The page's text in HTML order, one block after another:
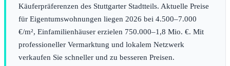
Käuferpräferenzen des Stuttgarter Stadtteils. Aktuelle Preise
für Eigentumswohnungen liegen 2026 bei 4.500–7.000
€/m², Einfamilienhäuser erzielen 750.000–1,8 Mio. €. Mit
professioneller Vermarktung und lokalem Netzwerk
verkaufen Sie schneller und zu besseren Preisen.